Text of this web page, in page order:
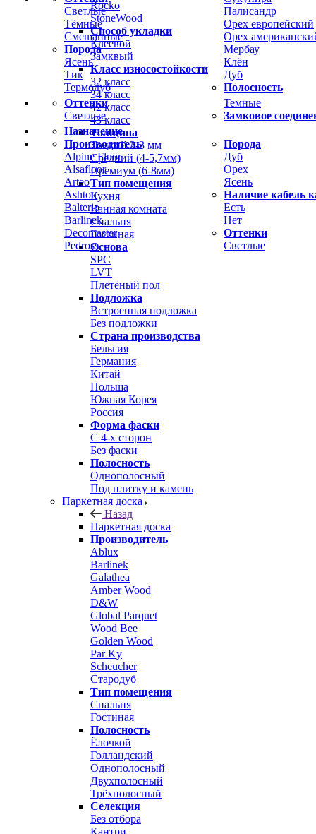
Светлые
Тёмные
Смешанные
Порода
Ясень
Тик
Термодуб
Палисандр
Орех европейский
Орех
Мербау
Клён
Дуб
Полосность
Оттенки
Светлые
Темные
Замковое
Назначение
Производитель
Alpine Floor
Alsafloor
Arteo
Ashton
Balterio
Barlinek
Decomaster
Pedross
Порода
Дуб
Орех
Ясень
Наличие кабель
Есть
Нет
Оттенки
Светлые
Rocko
StoneWood
Способ укладки
Клеевой
Замквый
Класс износостойкости
32 класс
34 класс
42 класс
43 класс
Толщина
Тонкий 2-3 мм
Средний (4-5,7мм)
Премиум (6-8мм)
Тип помещения
Кухня
Ванная комната
Спальня
Гостиная
Основа
SPC
LVT
Плетёный пол
Подложка
Встроенная подложка
Без подложки
Страна производства
Бельгия
Германия
Китай
Польша
Южная Корея
Россия
Форма фаски
С 4-х сторон
Без фаски
Полосность
Однополосный
Под плитку и камень
Паркетная доска
Назад
Паркетная доска
Производитель
Ablux
Barlinek
Galathea
Amber Wood
D&W
Global Parquet
Wood Bee
Golden Wood
Par Ky
Scheucher
Стародуб
Тип помещения
Спальня
Гостиная
Полосность
Ёлочкой
Голландский
Однополосный
Двухполосный
Трёхполосный
Селекция
Без отбора